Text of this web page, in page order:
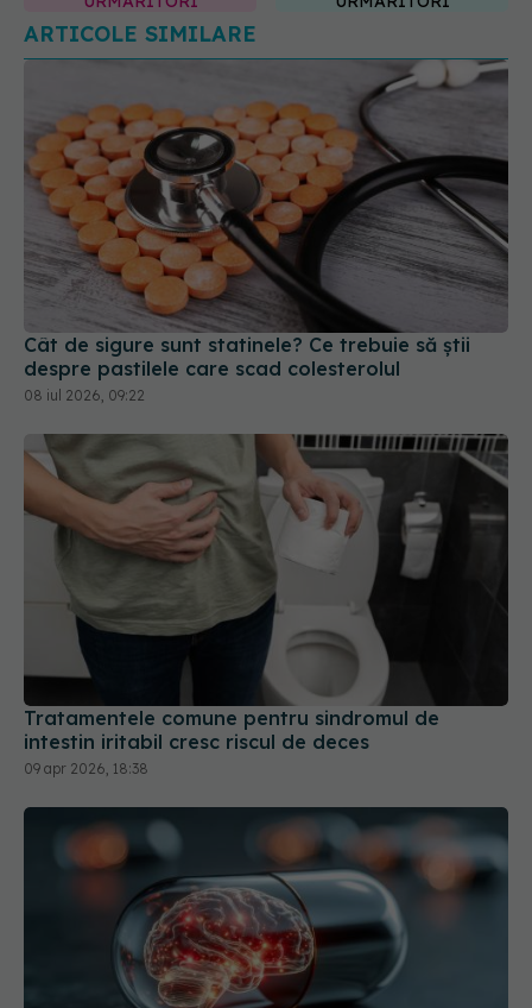
ARTICOLE SIMILARE
Cât de sigure sunt statinele? Ce trebuie să știi
despre pastilele care scad colesterolul
08 iul 2026, 09:22
Tratamentele comune pentru sindromul de
intestin iritabil cresc riscul de deces
09 apr 2026, 18:38